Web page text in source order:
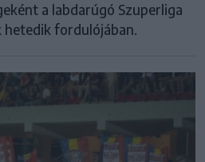
a labdarúgó Szuperliga
hetedik fordulójában.